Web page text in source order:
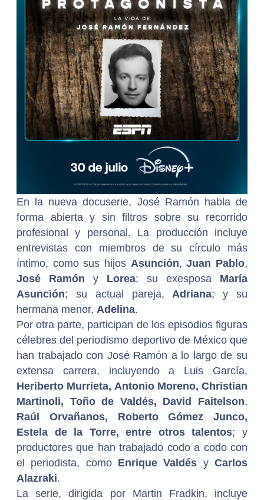
En la nueva docuserie, José Ramón habla de
forma abierta y sin filtros sobre su recorrido
profesional y personal. La producción incluye
entrevistas con miembros de su círculo más
íntimo, como sus hijos Asunción,Juan Pablo,
José Ramón y Lorea; su exesposa María
Asunción; su actual pareja, Adriana; y su
hermana menor, Adelina.
Por otra parte, participan de los episodios figuras
célebres del periodismo deportivo de México que
han trabajado con José Ramón a lo largo de su
extensa carrera, incluyendo a Luis García,
Heriberto Murrieta, Antonio Moreno, Christian
Martinoli, Toño de Valdés, David Faitelson,
Raúl Orvañanos, Roberto Gómez Junco,
Estela de la Torre, entre otros talentos; y
productores que han trabajado codo a codo con
el periodista, como Enrique Valdés yCarlos
Alazraki.
La serie, dirigida por Martin Fradkin, incluye